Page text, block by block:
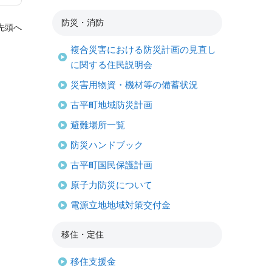
頭へ 防災・消防
複合災害における防災計画の見直し
に関する住民説明会
災害用物資・機材等の備蓄状況
古平町地域防災計画
避難場所一覧
防災ハンドブック
古平町国民保護計画
原子力防災について
電源立地地域対策交付金
移住・定住
移住支援金